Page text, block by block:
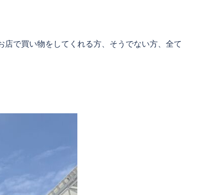
店で買い物をしてくれる方、そうでない方、全て